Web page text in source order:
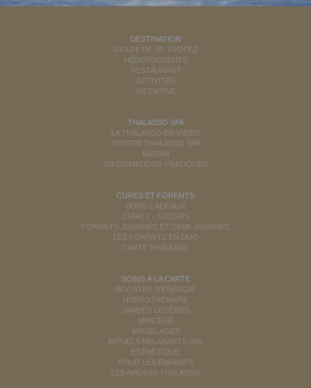
DESTINATION
GOLFE DE ST TROPEZ
HÉBERGEMENTS
RESTAURANT
ACTIVITÉS
INCENTIVE
THALASSO SPA
LA THALASSO EN VIDÉO
CENTRE THALASSO SPA
BASSIN
INFORMATIONS PRATIQUES
CURES ET FORFAITS
BONS CADEAUX
CURE 2 - 5 JOURS
FORFAITS JOURNÉE ET DEMI-JOURNÉE
LES FORFAITS EN DUO
CARTE THALASSO
SOINS À LA CARTE
BOOSTER D'ÉNERGIE
HYDROTHÉRAPIE
JAMBES LÉGÈRES
MINCEUR
MODELAGES
RITUELS RELAXANTS SPA
ESTHÉTIQUE
POUR LES ENFANTS
LES APÉROS THALASSO